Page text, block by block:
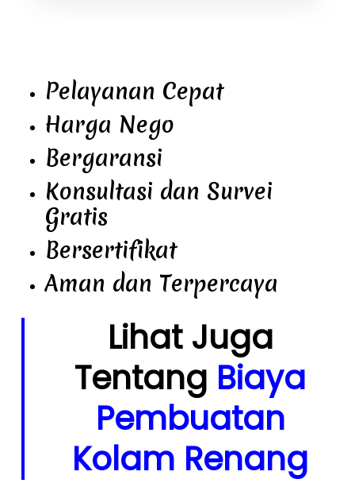
Pelayanan Cepat
Harga Nego
Bergaransi
Konsultasi dan Survei
Gratis
Bersertifikat
Aman dan Terpercaya
Lihat Juga
Tentang Biaya
Pembuatan
Kolam Renang